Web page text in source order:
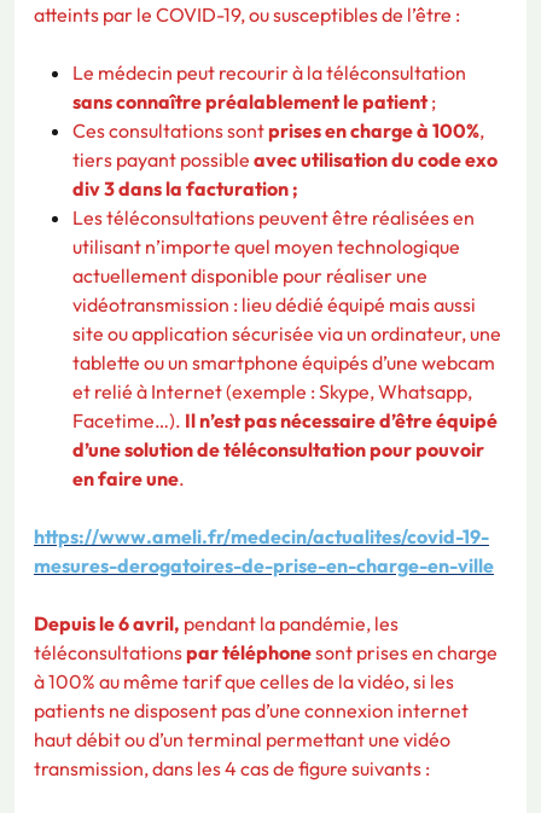
atteints par le COVID-19, ou susceptibles de l’être :
Le médecin peut recourir à la téléconsultation
sans connaître préalablement le patient;
Ces consultations sontprises en charge à 100%,
tiers payant possible avec utilisation du code exo
div 3 dans la facturation ;
Les téléconsultations peuvent être réalisées en
utilisant n’importe quel moyen technologique
actuellement disponible pour réaliser une
vidéotransmission : lieu dédié équipé mais aussi
site ou application sécurisée via un ordinateur, une
tablette ou un smartphone équipés d’une webcam
et relié à Internet (exemple : Skype, Whatsapp,
Facetime…). Il n’est pas nécessaire d’être équipé
d’une solution de téléconsultation pour pouvoir
en faire une.
https://www.ameli.fr/medecin/actualites/covid-19-
mesures-derogatoires-de-prise-en-charge-en-ville
Depuis le 6 avril, pendant la pandémie, les
téléconsultationspar téléphonesont prises en charge
à 100% au même tarif que celles de la vidéo, si les
patients ne disposent pas d’une connexion internet
haut débit ou d’un terminal permettant une vidéo
transmission, dans les 4 cas de figure suivants :